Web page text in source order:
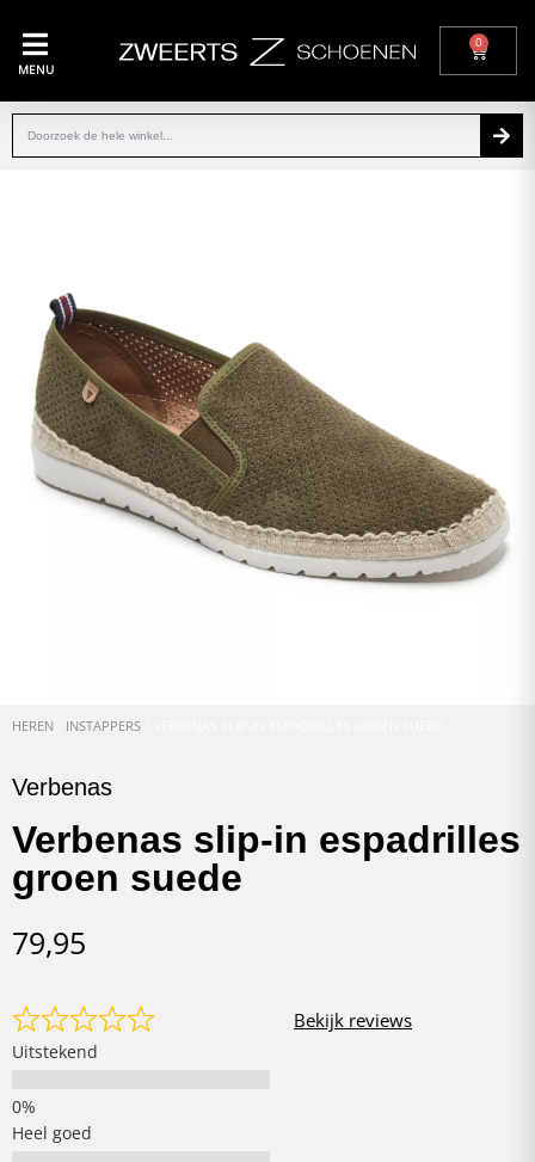
MENU
0
HEREN INSTAPPERS
Verbenas
Verbenas slip-in espadrilles
groen suede
79,95
Uitstekend
Heel goed
Bekijk reviews